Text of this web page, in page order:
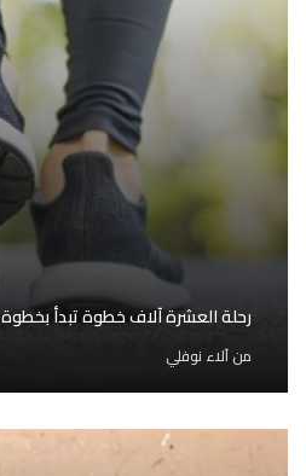
رحلة العشرة آلاف خطوة تبدأ بخطوة
منآلاء نوفلي